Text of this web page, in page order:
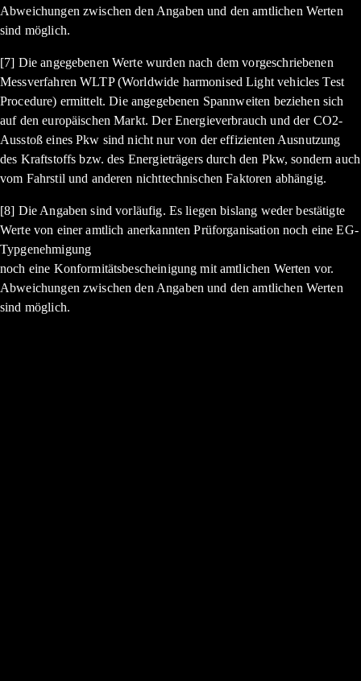
Abweichungen zwischen den Angaben und den amtlichen Werten
sind möglich.
[7] Die angegebenen Werte wurden nach dem vorgeschriebenen
Messverfahren WLTP (Worldwide harmonised Light vehicles Test
Procedure) ermittelt. Die angegebenen Spannweiten beziehen sich
auf den europäischen Markt. Der Energieverbrauch und der CO2-
Ausstoß eines Pkw sind nicht nur von der effizienten Ausnutzung
des Kraftstoffs bzw. des Energieträgers durch den Pkw, sondern auch
vom Fahrstil und anderen nichttechnischen Faktoren abhängig.
[8] Die Angaben sind vorläufig. Es liegen bislang weder bestätigte
Werte von einer amtlich anerkannten Prüforganisation noch eine EG-
Typgenehmigung
noch eine Konformitätsbescheinigung mit amtlichen Werten vor.
Abweichungen zwischen den Angaben und den amtlichen Werten
sind möglich.